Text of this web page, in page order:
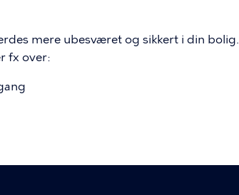
mere ubesværet og sikkert i din bolig.
fx over: